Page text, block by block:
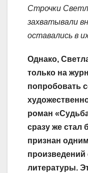
Строчки
захватывали
оставались в
Однако,
только на
попробовать
роман
сразу же стал
признан
произведений
литературы.